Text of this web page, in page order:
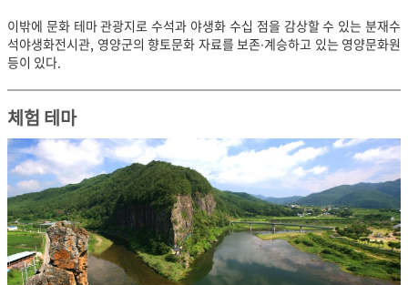
이밖에 문화 테마 관광지로 수석과 야생화 수십 점을 감상할 수 있는 분재수
석야생화전시관, 영양군의 향토문화 자료를 보존∙계승하고 있는 영양문화원
등이 있다.
체험 테마